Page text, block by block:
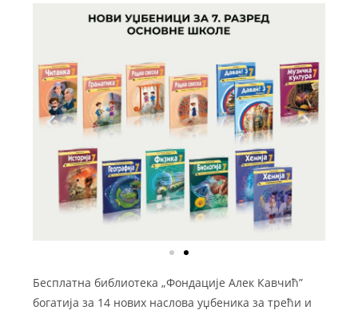
Бесплатна библиотека „Фондације Алек Кавчић”
богатија за 14 нових наслова уџбеника за трећи и